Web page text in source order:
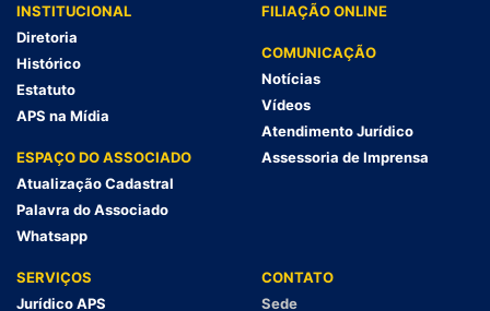
INSTITUCIONAL
Diretoria
Histórico
Estatuto
APS na Mídia
ESPAÇO DO ASSOCIADO
Atualização Cadastral
Palavra do Associado
Whatsapp
FILIAÇÃO ONLINE
COMUNICAÇÃO
Notícias
Vídeos
Atendimento Jurídico
Assessoria de Imprensa
SERVIÇOS
Jurídico APS
CONTATO
Sede